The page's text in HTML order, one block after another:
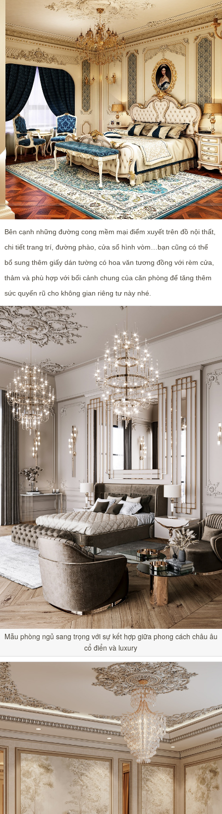
Bên cạnh những đường cong mềm mại điểm xuyết trên đồ nội thất,
chi tiết trang trí, đường phào, cửa sổ hình vòm…bạn cũng có thể
bổ sung thêm giấy dán tường có hoa văn tương đồng với rèm cửa,
thảm và phù hợp với bối cảnh chung của căn phòng để tăng thêm
sức quyến rũ cho không gian riêng tư này nhé.
Mẫu phòng ngủ sang trọng với sự kết hợp giữa phong cách châu âu
cổ điển và luxury